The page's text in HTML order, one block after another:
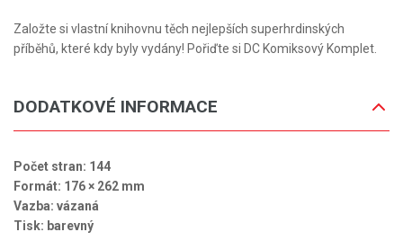
Založte si vlastní knihovnu těch nejlepších superhrdinských
příběhů, které kdy byly vydány! Pořiďte si DC Komiksový Komplet.
DODATKOVÉ INFORMACE
Počet stran: 144
Formát: 176 × 262 mm
Vazba: vázaná
Tisk: barevný